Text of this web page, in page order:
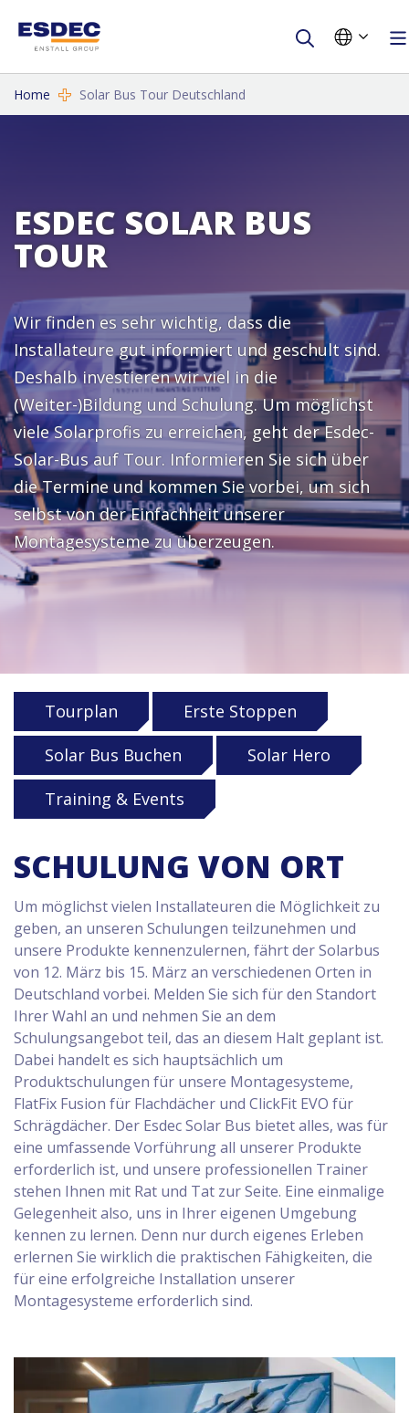
Home Solar Bus Tour Deutschland
ESDEC SOLAR BUS
TOUR
Wir finden es sehr wichtig, dass die
Installateure gut informiert und geschult sind.
Deshalb investieren wir viel in die
(Weiter-)Bildung und Schulung. Um möglichst
viele Solarprofis zu erreichen, geht der Esdec-
Solar-Bus auf Tour. Informieren Sie sich über
die Termine und kommen Sie vorbei, um sich
selbst von der Einfachheit unserer
Montagesysteme zu überzeugen.
Tourplan
Erste Stoppen
Solar Bus Buchen
Solar Hero
Training & Events
SCHULUNG VON ORT
Um möglichst vielen Installateuren die Möglichkeit zu
geben, an unseren Schulungen teilzunehmen und
unsere Produkte kennenzulernen, fährt der Solarbus
von 12. März bis 15. März an verschiedenen Orten in
Deutschland vorbei. Melden Sie sich für den Standort
Ihrer Wahl an und nehmen Sie an dem
Schulungsangebot teil, das an diesem Halt geplant ist.
Dabei handelt es sich hauptsächlich um
Produktschulungen für unsere Montagesysteme,
FlatFix Fusion für Flachdächer und ClickFit EVO für
Schrägdächer. Der Esdec Solar Bus bietet alles, was für
eine umfassende Vorführung all unserer Produkte
erforderlich ist, und unsere professionellen Trainer
stehen Ihnen mit Rat und Tat zur Seite. Eine einmalige
Gelegenheit also, uns in Ihrer eigenen Umgebung
kennen zu lernen. Denn nur durch eigenes Erleben
erlernen Sie wirklich die praktischen Fähigkeiten, die
für eine erfolgreiche Installation unserer
Montagesysteme erforderlich sind.